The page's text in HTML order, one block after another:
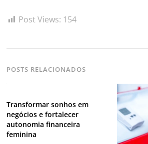
Post Views: 154
POSTS RELACIONADOS
Transformar sonhos em
negócios e fortalecer
autonomia financeira
feminina